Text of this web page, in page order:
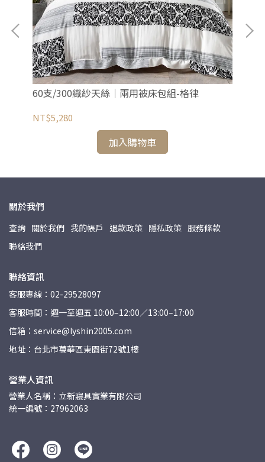
60支/300織紗天絲｜兩用被床包組-格律
NT$5,280
加入購物車
關於我們
查詢 關於我們 我的帳戶 退款政策 隱私政策 服務條款
聯絡我們
聯絡資訊
客服專線：02-29528097
客服時間：週一至週五 10:00–12:00／13:00–17:00
信箱：service@lyshin2005.com
地址：台北市萬華區東園街72號1樓
營業人資訊
營業人名稱：立新寢具實業有限公司
統一編號：27962063